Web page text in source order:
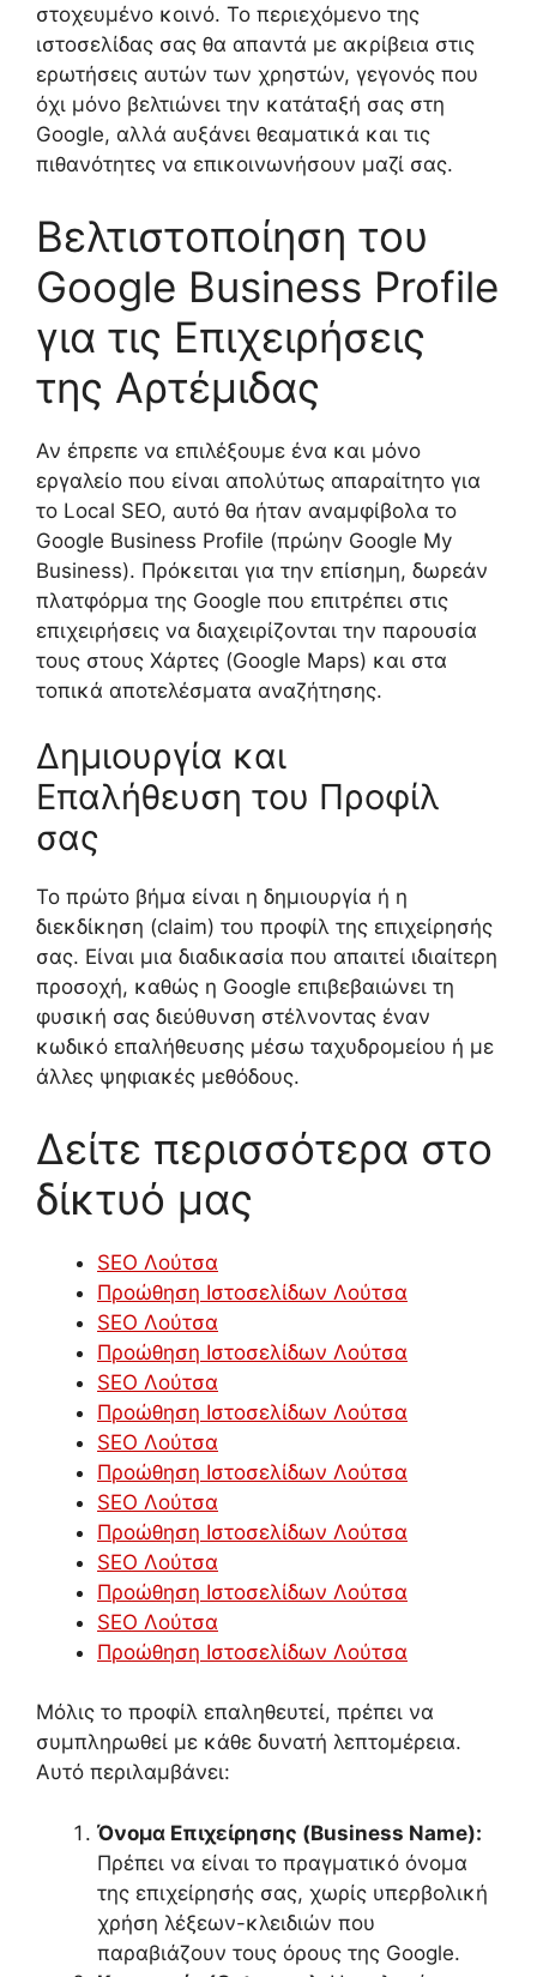
στοχευμένο κοινό. Το περιεχόμενο της
ιστοσελίδας σας θα απαντά με ακρίβεια στις
ερωτήσεις αυτών των χρηστών, γεγονός που
όχι μόνο βελτιώνει την κατάταξή σας στη
Google, αλλά αυξάνει θεαματικά και τις
πιθανότητες να επικοινωνήσουν μαζί σας.
Βελτιστοποίηση του
Google Business Profile
για τις Επιχειρήσεις
της Αρτέμιδας
Αν έπρεπε να επιλέξουμε ένα και μόνο
εργαλείο που είναι απολύτως απαραίτητο για
το Local SEO, αυτό θα ήταν αναμφίβολα το
Google Business Profile (πρώην Google My
Business). Πρόκειται για την επίσημη, δωρεάν
πλατφόρμα της Google που επιτρέπει στις
επιχειρήσεις να διαχειρίζονται την παρουσία
τους στους Χάρτες (Google Maps) και στα
τοπικά αποτελέσματα αναζήτησης.
Δημιουργία και
Επαλήθευση του Προφίλ
σας
Το πρώτο βήμα είναι η δημιουργία ή η
διεκδίκηση (claim) του προφίλ της επιχείρησής
σας. Είναι μια διαδικασία που απαιτεί ιδιαίτερη
προσοχή, καθώς η Google επιβεβαιώνει τη
φυσική σας διεύθυνση στέλνοντας έναν
κωδικό επαλήθευσης μέσω ταχυδρομείου ή με
άλλες ψηφιακές μεθόδους.
Δείτε περισσότερα στο
δίκτυό μας
SEO Λούτσα
Προώθηση Ιστοσελίδων Λούτσα
SEO Λούτσα
Προώθηση Ιστοσελίδων Λούτσα
SEO Λούτσα
Προώθηση Ιστοσελίδων Λούτσα
SEO Λούτσα
Προώθηση Ιστοσελίδων Λούτσα
SEO Λούτσα
Προώθηση Ιστοσελίδων Λούτσα
SEO Λούτσα
Προώθηση Ιστοσελίδων Λούτσα
SEO Λούτσα
Προώθηση Ιστοσελίδων Λούτσα
Μόλις το προφίλ επαληθευτεί, πρέπει να
συμπληρωθεί με κάθε δυνατή λεπτομέρεια.
Αυτό περιλαμβάνει:
Όνομα Επιχείρησης (Business Name):
Πρέπει να είναι το πραγματικό όνομα
της επιχείρησής σας, χωρίς υπερβολική
χρήση λέξεων-κλειδιών που
παραβιάζουν τους όρους της Google.